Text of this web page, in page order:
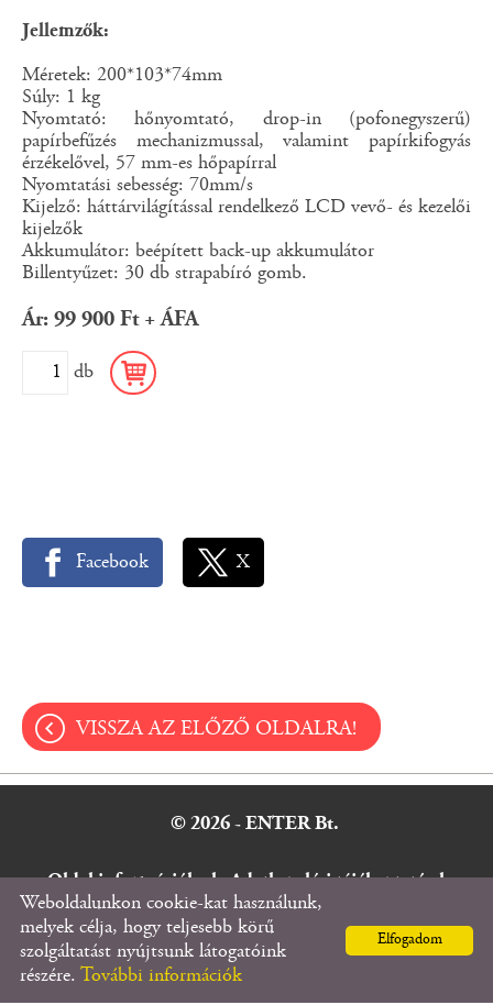
Ár: 99 900 Ft + ÁFA
db
Jellemzők:
Méretek: 200*103*74mm
Súly: 1 kg
Nyomtató: hőnyomtató, drop-in (pofonegyszerű)
papírbefűzés mechanizmussal, valamint papírkifogyás
érzékelővel, 57 mm-es hőpapírral
Nyomtatási sebesség: 70mm/s
Kijelző: háttárvilágítással rendelkező LCD vevő- és kezelői
kijelzők
Akkumulátor: beépített back-up akkumulátor
Billentyűzet: 30 db strapabíró gomb.
Facebook X
VISSZA AZ ELŐZŐ OLDALRA!
© 2026 - ENTER Bt.
Oldal információklAdatkezelési tájékoztatól
Impresszum
Elfogadom
Weboldalunkon cookie-kat használunk,
melyek célja, hogy teljesebb körű
szolgáltatást nyújtsunk látogatóink
részére. További információk